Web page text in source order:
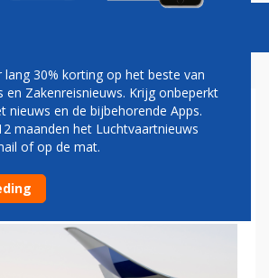
BESTELT
BIJ
BOEING
lang 30% korting op het beste van
en Zakenreisnieuws. Krijg onbeperkt
nieuws en de bijbehorende Apps.
maanden het Luchtvaartnieuws
of op de mat.